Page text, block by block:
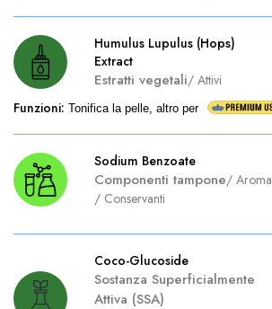
Humulus Lupulus (Hops)
Extract
Estratti vegetali/ Attivi
Funzioni: Tonifica la pelle, altro per
Sodium Benzoate
Componenti tampone/ Aroma
/ Conservanti
Coco-Glucoside
Sostanza Superficialmente
Attiva (SSA)